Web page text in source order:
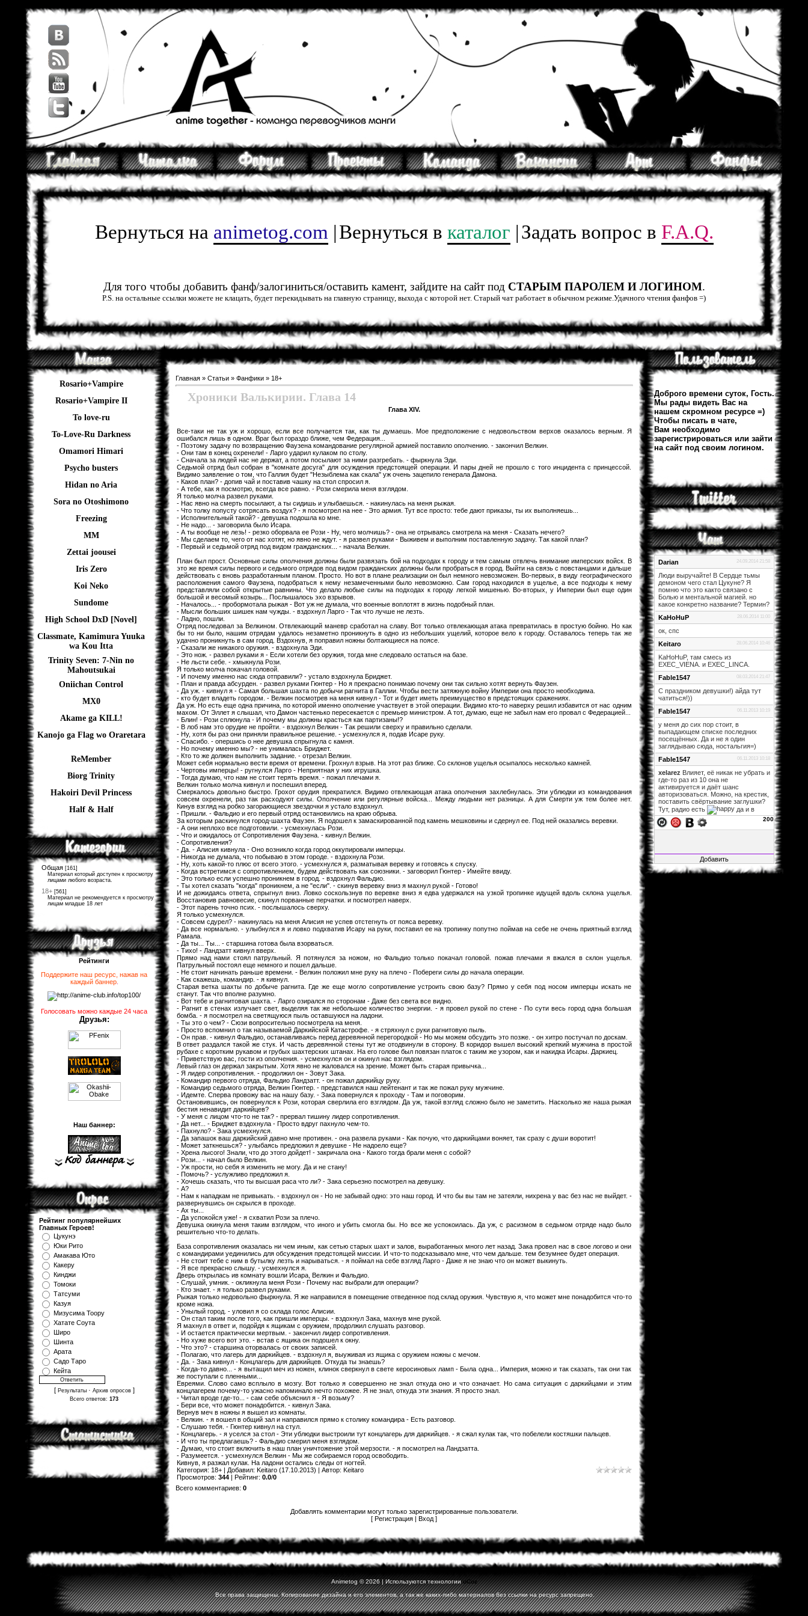
Вернуться на animetog.com |Вернуться в каталог |Задать вопрос в F.A.Q.
Для того чтобы добавить фанф/залогиниться/оставить камент, зайдите на сайт под СТАРЫМ ПАРОЛЕМ И ЛОГИНОМ.
P.S. на остальные ссылки можете не клацать, будет перекидывать на главную страницу, выхода с которой нет. Старый чат работает в обычном режиме.Удачного чтения фанфов =)
Rosario+Vampire
Rosario+Vampire II
To love-ru
To-Love-Ru Darkness
Omamori Himari
Psycho busters
Hidan no Aria
Sora no Otoshimono
Freezing
ММ
Zettai joousei
Iris Zero
Koi Neko
Sundome
High School DxD [Novel]
Classmate, Kamimura Yuuka
wa Kou Itta
Trinity Seven: 7-Nin no
Mahoutsukai
Oniichan Control
MX0
Akame ga KILL!
Kanojo ga Flag wo Oraretara
ReMember
Biorg Trinity
Hakoiri Devil Princess
Half & Half
Общая [161]
Материал который доступен к просмотру
лицами любого возраста.
18+ [561]
Материал не рекомендуется к просмотру
лицам младше 18 лет
Рейтинги
Поддержите наш ресурс, нажав на
каждый баннер.
Голосовать можно каждые 24 часа
Друзья:
Наш баннер:
Рейтинг популярнейших
Главных Героев!
Цукунэ
Юки Рито
Амакава Юто
Какеру
Кинджи
Томоки
Татсуми
Казуя
Мизуcима Тоору
Хатате Соута
Широ
Шинта
Арата
Садо Таро
Кейта
[ Результаты· Архив опросов]
Всего ответов: 173
Доброго времени суток, Гость.
Мы рады видеть Вас на
нашем скромном ресурсе =)
Чтобы писать в чате,
Вам необходимо
зарегистрироваться или зайти
на сайт под своим логином.
24.09.2014 21:58
Darian
Люди выручайте! В Сердце тьмы
демоном чего стал Цукуне? Я
помню что это както связано с
Болью и ментальной магией. но
какое конкретно название? Термин?
28.06.2014 11:00
KaHoHuP
ок, спс
28.06.2014 10:46
Keitaro
KaHoHuP, там смесь из
EXEC_VIENA. и EXEC_LINCA.
08.03.2014 21:47
Fable1547
С праздником девушки!) айда тут
чатиться!))
06.11.2013 10:19
Fable1547
у меня до сих пор стоит, в
выпадающем списке последних
посещённых. Да и не я один
заглядываю сюда, ностальгия=)
06.11.2013 10:18
Fable1547
xelarez Влияет, её никак не убрать и
где-то раз из 10 она не
активируется и даёт шанс
авторизоваться. Можно, на крестик,
поставить свёртывание заглушки?
Тут, радио есть
да и в
фф...
06.11.2013 02:22
xelarez
можно за авторизацию не
переживать. а остальное закрыто,
ибо много там битого, да и вся
31.01.2013 22:08
Narla
мдя... раздел фанфов почти умер,
остался только Кейтаро...
31.01.2013 19:10
Toni
там же внешний вид сразу можно
изменить на старый.
200
Главная» Статьи» Фанфики» 18+
Хроники Валькирии. Глава 14
Глава XIV.
Все-таки не так уж и хорошо, если все получается так, как ты думаешь. Мое предположение с недовольством верхов оказалось верным. Я
ошибался лишь в одном. Враг был гораздо ближе, чем Федерация...
- Поэтому задачу по возвращению Фаузена командование регулярной армией поставило ополчению. - закончил Велкин.
- Они там в конец охренели! - Ларго ударил кулаком по столу.
- Сначала за людей нас не держат, а потом посылают за ними разгребать. - фыркнула Эди.
Седьмой отряд был собран в "комнате досуга" для осуждения предстоящей операции. И пары дней не прошло с того инцидента с принцессой.
Видимо заявление о том, что Галлия будет "Незыблема как скала" уж очень зацепило генерала Дамона.
- Каков план? - допив чай и поставив чашку на стол спросил я.
- А тебе, как я посмотрю, всегда все равно. - Рози смерила меня взглядом.
Я только молча развел руками.
- Нас явно на смерть посылают, а ты сидишь и улыбаешься. - накинулась на меня рыжая.
- Что толку попусту сотрясать воздух? - я посмотрел на нее - Это армия. Тут все просто: тебе дают приказы, ты их выполняешь...
- Исполнительный такой? - девушка подошла ко мне.
- Не надо... - заговорила было Исара.
- А ты вообще не лезь! - резко оборвала ее Рози - Ну, чего молчишь? - она не отрываясь смотрела на меня - Сказать нечего?
- Мы сделаем то, чего от нас хотят, но явно не ждут. - я развел руками - Выживем и выполним поставленную задачу. Так какой план?
- Первый и седьмой отряд под видом гражданских... - начала Велкин.
План был прост. Основные силы ополчения должны были развязать бой на подходах к городу и тем самым отвлечь внимание имперских войск. В
это же время силы первого и седьмого отрядов под видом гражданских должны были пробраться в город. Выйти на связь с повстанцами и дальше
действовать с вновь разработанным планом. Просто. Но вот в плане реализации он был немного невозможен. Во-первых, в виду географического
расположения самого Фаузена, подобраться к нему незамеченными было невозможно. Сам город находился в ущелье, а все подходы к нему
представляли собой открытые равнины. Что делало любые силы на подходах к городу легкой мишенью. Во-вторых, у Империи был еще один
большой и весомый козырь... Послышалось эхо взрывов.
- Началось... - пробормотала рыжая - Вот уж не думала, что военные воплотят в жизнь подобный план.
- Мысли больших шишек нам чужды. - вздохнул Ларго - Так что лучше не лезть.
- Ладно, пошли.
Отряд последовал за Велкином. Отвлекающий маневр сработал на славу. Вот только отвлекающая атака превратилась в простую бойню. Но как
бы то ни было, нашим отрядам удалось незаметно проникнуть в одно из небольших ущелий, которое вело к городу. Оставалось теперь так же
удачно проникнуть в сам город. Вздохнув, я поправил ножны болтающиеся на поясе.
- Сказали же никакого оружия. - вздохнула Эди.
- Это нож. - развел руками я - Если хотели без оружия, тогда мне следовало остаться на базе.
- Не льсти себе. - хмыкнула Рози.
Я только молча покачал головой.
- И почему именно нас сюда отправили? - устало вздохнула Бриджет.
- План и правда абсурден. - развел руками Гюнтер - Но я прекрасно понимаю почему они так сильно хотят вернуть Фаузен.
- Да уж. - кивнул я - Самая большая шахта по добычи рагнита в Галлии. Чтобы вести затяжную войну Империи она просто необходима.
- кто будет владеть городом. - Велкин посмотрев на меня кивнул - Тот и будет иметь преимущество в предстоящих сражениях.
Да уж. Но есть еще одна причина, по которой именно ополчение участвует в этой операции. Видимо кто-то наверху решил избавится от нас одним
махом. От Эллет я слышал, что Дамон частенько пересекается с премьер министром. А тот, думаю, еще не забыл нам его провал с Федерацией...
- Блин! - Рози сплюнула - И почему мы должны красться как партизаны!?
- В лоб нам это орудие не пройти. - вздохнул Велкин - Так решили сверху и правильно сделали.
- Ну, хотя бы раз они приняли правильное решение. - усмехнулся я, подав Исаре руку.
- Спасибо. - опершись о нее девушка спрыгнула с камня.
- Но почему именно мы? - не унималась Бриджет.
- Кто то же должен выполнить задание. - отрезал Велкин.
Может себя нормально вести время от времени. Грохнул взрыв. На этот раз ближе. Со склонов ущелья осыпалось несколько камней.
- Чертовы имперцы! - ругнулся Ларго - Неприятная у них игрушка.
- Тогда думаю, что нам не стоит терять время. - пожал плечами я.
Велкин только молча кивнул и поспешил вперед.
Смеркалось довольно быстро. Грохот орудия прекратился. Видимо отвлекающая атака ополчения захлебнулась. Эти ублюдки из командования
совсем охренели, раз так расходуют силы. Ополчение или регулярные войска... Между людьми нет разницы. А для Смерти уж тем более нет.
Кинув взгляд на робко загорающиеся звездочки я устало вздохнул.
- Пришли. - Фальдио и его первый отряд остановились на краю обрыва.
За которым раскинулся город-шахта Фаузен. Я подошел к замаскированной под камень мешковины и сдернул ее. Под ней оказались веревки.
- А они неплохо все подготовили. - усмехнулась Рози.
- Что и ожидалось от Сопротивления Фаузена. - кивнул Велкин.
- Сопротивления?
- Да. - Алисия кивнула - Оно возникло когда город оккупировали имперцы.
- Никогда не думала, что побываю в этом городе. - вздохнула Рози.
- Ну, хоть какой-то плюс от всего этого. - усмехнулся я, разматывая веревку и готовясь к спуску.
- Когда встретимся с сопротивлением, будем действовать как союзники. - заговорил Гюнтер - Имейте ввиду.
- Это только если успешно проникнем в город. - вздохнул Фальдио.
- Ты хотел сказать "когда" проникнем, а не "если". - скинув веревку вниз я махнул рукой - Готово!
И не дожидаясь ответа, спрыгнул вниз. Ловко соскользнув по веревке вниз я едва удержался на узкой тропинке идущей вдоль склона ущелья.
Восстановив равновесие, скинул порванные перчатки. и посмотрел наверх.
- Этот парень точно псих. - послышалось сверху.
Я только усмехнулся.
- Совсем сдурел? - накинулась на меня Алисия не успев отстегнуть от пояса веревку.
- Да все нормально. - улыбнулся я и ловко подхватив Исару на руки, поставил ее на тропинку попутно поймав на себе не очень приятный взгляд
Рамала.
- Да ты... Ты... - старшина готова была взорваться.
- Тихо! - Ландзатт кивнул вверх.
Прямо над нами стоял патрульный. Я потянулся за ножом, но Фальдио только покачал головой. пожав плечами я вжался в склон ущелья.
Патрульный постоял еще немного и пошел дальше.
- Не стоит начинать раньше времени. - Велкин положил мне руку на плечо - Побереги силы до начала операции.
- Как скажешь, командир. - я кивнул.
Старая ветка шахты по добыче рагнита. Где же еще могло сопротивление устроить свою базу? Прямо у себя под носом имперцы искать не
станут. Так что вполне разумно.
- Вот тебе и рагнитовая шахта. - Ларго озирался по сторонам - Даже без света все видно.
- Рагнит в стенах излучает свет, выделяя так же небольшое количество энергии. - я провел рукой по стене - По сути весь город одна большая
бомба. - я посмотрел на светящуюся пыль оставшуюся на ладони.
- Ты это о чем? - Сюзи вопросительно посмотрела на меня.
- Просто вспомнил о так называемой Даркийской Катастрофе. - я стряхнул с руки рагнитовую пыль.
- Он прав. - кивнул Фальдио, останавливаясь перед деревянной перегородкой - Но мы можем обсудить это позже. - он хитро постучал по доскам.
В ответ раздался такой же стук. И часть деревянной стены тут же отодвинули в сторону. В коридор вышел высокий крепкий мужчина в простой
рубахе с коротким рукавом и грубых шахтерских штанах. На его голове был повязан платок с таким же узором, как и накидка Исары. Даркиец.
- Приветствую вас, гости из ополчения. - усмехнулся он и окинул нас взглядом.
Левый глаз он держал закрытым. Хотя явно не жаловался на зрение. Может быть старая привычка...
- Я лидер сопротивления. - продолжил он - Зовут Зака.
- Командир первого отряда, Фальдио Ландзатт. - он пожал даркийцу руку.
- Командир седьмого отряда, Велкин Гюнтер. - представился наш лейтенант и так же пожал руку мужчине.
- Идемте. Сперва провожу вас на нашу базу. - Зака повернулся к проходу - Там и поговорим.
Остановившись, он повернулся к Рози, которая сверлила его взглядом. Да уж, такой взгляд сложно было не заметить. Насколько же наша рыжая
бестия ненавидит даркийцев?
- У меня с лицом что-то не так? - прервал тишину лидер сопротивления.
- Да нет... - Бриджет вздохнула - Просто вдруг пахнуло чем-то.
- Пахнуло? - Зака усмехнулся.
- Да запашок ваш даркийский давно мне противен. - она развела руками - Как почую, что даркийцами воняет, так сразу с души воротит!
- Может заткнешься? - улыбаясь предложил я девушке - Не надоело еще?
- Хрена лысого! Знали, что до этого дойдет! - закричала она - Какого тогда брали меня с собой?
- Рози... - начал было Велкин.
- Уж прости, но себя я изменить не могу. Да и не стану!
- Помочь? - услужливо предложил я.
- Хочешь сказать, что ты высшая раса что ли? - Зака серьезно посмотрел на девушку.
- А?
- Нам к нападкам не привыкать. - вздохнул он - Но не забывай одно: это наш город. И что бы вы там не затеяли, нихрена у вас без нас не выйдет. -
развернувшись он скрылся в проходе.
- Ах ты...
- Да успокойся уже! - я схватил Рози за плечо.
Девушка окинула меня таким взглядом, что иного и убить смогла бы. Но все же успокоилась. Да уж, с расизмом в седьмом отряде надо было
решительно что-то делать.
База сопротивления оказалась ни чем иным, как сетью старых шахт и залов, выработанных много лет назад. Зака провел нас в свое логово и они
с командирами уединились для обсуждения предстоящей миссии. И что-то подсказывало мне, что чем дальше. тем безумнее будет операция.
- Не стоит тебе с ним в бутылку лезть и нарываться. - я поймал на себе взгляд Ларго - Даже я не знаю что он может выкинуть.
- Я все прекрасно слышу. - усмехнулся я.
Дверь открылась ив комнату вошли Исара, Велкин и Фальдио.
- Слушай, умник. - окликнула меня Рози - Почему нас выбрали для операции?
- Кто знает. - я только развел руками.
Рыжая только недовольно фыркнула. Я же направился в помещение отведенное под склад оружия. Чувствую я, что может мне понадобится что-то
кроме ножа.
- Унылый город. - уловил я со склада голос Алисии.
- Он стал таким после того, как пришли имперцы. - вздохнул Зака, махнув мне рукой.
Я махнул в ответ и, подойдя к ящикам с оружием, продолжил слушать разговор.
- И остается практически мертвым. - закончил лидер сопротивления.
- Но хуже всего вот это. - встав с ящика он подошел к окну.
- Что это? - старшина оторвалась от своих записей.
- Полагаю, что лагерь для даркийцев. - вздохнул я, выуживая из ящика с оружием ножны с мечом.
- Да. - Зака кивнул - Концлагерь для даркийцев. Откуда ты знаешь?
- Когда-то давно... - я вытащил меч из ножен, клинок сверкнул в свете керосиновых ламп - Была одна... Империя, можно и так сказать, так они так
же поступали с пленными...
Евреями. Слово само всплыло в мозгу. Вот только я совершенно не знал откуда оно и что означает. Но сама ситуация с даркийцами и этим
концлагерем почему-то ужасно напоминало нечто похожее. Я не знал, откуда эти знания. Я просто знал.
- Читал вроде где-то... - сам себе объяснил я - Я возьму?
- Бери все, что может понадобится. - кивнул Зака.
Вернув меч в ножны я вышел из комнаты.
- Велкин. - я вошел в общий зал и направился прямо к столику командира - Есть разговор.
- Слушаю тебя. - Гюнтер кивнул на стул.
- Концлагерь. - я уселся за стол - Эти ублюдки выстроили тут концлагерь для даркийцев. - я сжал кулак так, что побелели костяшки пальцев.
- И что ты предлагаешь? - Фальдио смерил меня взглядом.
- Думаю, что стоит включить в наш план уничтожение этой мерзости. - я посмотрел на Ландзатта.
- Разумеется. - усмехнулся Велкин - Мы же собираемся город освободить.
Кивнув, я разжал кулак. На ладони остались следы от ногтей.
Категория: 18+| Добавил: Keitaro(17.10.2013) | Автор: Keitaro
Просмотров: 344| Рейтинг: 0.0/0
Всего комментариев: 0
Добавлять комментарии могут только зарегистрированные пользователи.
[ Регистрация | Вход ]
Animetog© 2026 |Используются технологииuCoz
Все права защищены. Копирование дизайна и его элементов, а так же каких-либо материалов без ссылки на ресурс запрещено.